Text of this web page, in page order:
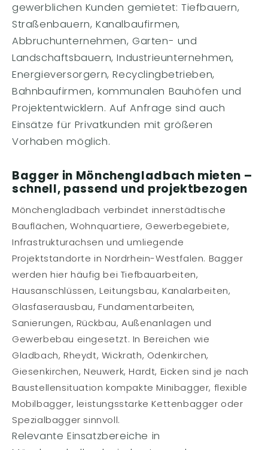
gewerblichen Kunden gemietet: Tiefbauern,
Straßenbauern, Kanalbaufirmen,
Abbruchunternehmen, Garten- und
Landschaftsbauern, Industrieunternehmen,
Energieversorgern, Recyclingbetrieben,
Bahnbaufirmen, kommunalen Bauhöfen und
Projektentwicklern. Auf Anfrage sind auch
Einsätze für Privatkunden mit größeren
Vorhaben möglich.
Bagger in Mönchengladbach mieten –
schnell, passend und projektbezogen
Mönchengladbach verbindet innerstädtische
Bauflächen, Wohnquartiere, Gewerbegebiete,
Infrastrukturachsen und umliegende
Projektstandorte in Nordrhein-Westfalen. Bagger
werden hier häufig bei Tiefbauarbeiten,
Hausanschlüssen, Leitungsbau, Kanalarbeiten,
Glasfaserausbau, Fundamentarbeiten,
Sanierungen, Rückbau, Außenanlagen und
Gewerbebau eingesetzt. In Bereichen wie
Gladbach, Rheydt, Wickrath, Odenkirchen,
Giesenkirchen, Neuwerk, Hardt, Eicken sind je nach
Baustellensituation kompakte Minibagger, flexible
Mobilbagger, leistungsstarke Kettenbagger oder
Spezialbagger sinnvoll.
Relevante Einsatzbereiche in